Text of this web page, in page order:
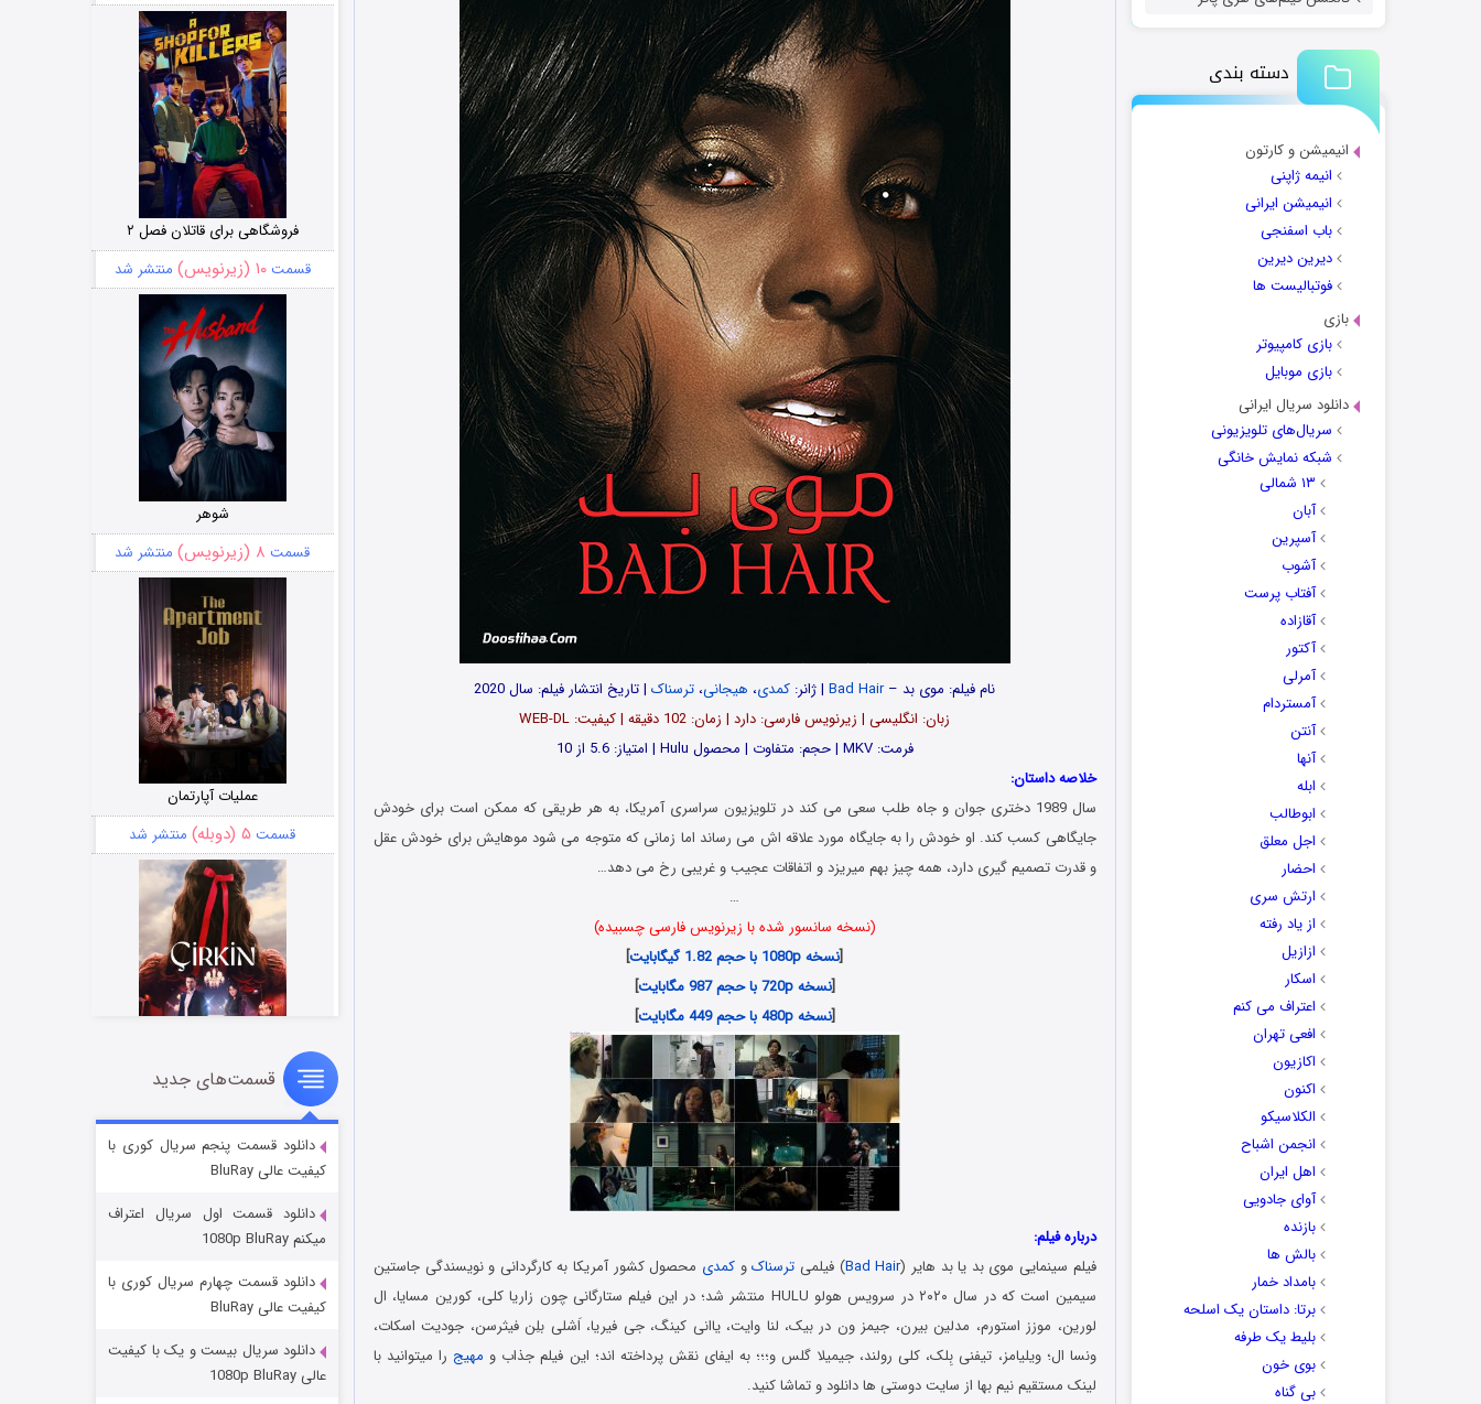
دسته بندی
انیمیشن و کارتون
انیمه ژاپنی
انیمیشن ایرانی
باب اسفنجی
دیرین دیرین
فوتبالیست ها
بازی
بازی کامپیوتر
بازی موبایل
دانلود سریال ایرانی
سریال‌های تلویزیونی
شبکه نمایش خانگی
۱۳ شمالی
آبان
آسپرین
آشوب
آفتاب پرست
آقازاده
آکتور
آمرلی
آمستردام
آنتن
آنها
ابله
ابوطالب
اجل معلق
احضار
ارتش سری
از یاد رفته
ازازیل
اسکار
اعتراف می کنم
افعی تهران
اکازیون
اکنون
الکلاسیکو
انجمن اشباح
اهل ایران
آوای جادویی
بازنده
بالش ها
بامداد خمار
برتا: داستان یک اسلحه
بلیط یک‌‌ طرفه
بوی خون
بی گناه
نام فیلم: موی بد –Bad Hair| ژانر: کمدی، هیجانی، ترسناک| تاریخ انتشار فیلم: سال 2020
زبان: انگلیسی | زیرنویس فارسی: دارد | زمان: 102 دقیقه | کیفیت: WEB-DL
فرمت: MKV | حجم: متفاوت | محصول Hulu | امتیاز: 5.6 از 10
خلاصه داستان:
سال 1989 دختری جوان و جاه طلب سعی می کند در تلویزیون سراسری آمریکا، به هر طریقی که ممکن است برای خودش
جایگاهی کسب کند. او خودش را به جایگاه مورد علاقه اش می رساند اما زمانی که متوجه می شود موهایش برای خودش عقل
و قدرت تصمیم گیری دارد، همه چیز بهم میریزد و اتفاقات عجیب و غریبی رخ می دهد…
…
(نسخه سانسور شده با زیرنویس فارسی چسبیده)
[نسخه 1080p با حجم 1.82 گیگابایت
]
[نسخه 720p با حجم 987 مگابایت
]
[نسخه 480p با حجم 449 مگابایت ]
درباره فیلم:
فیلم سینمایی موی بد یا بد هایر (Bad Hair) فیلمی ترسناکو کمدی محصول کشور آمریکا به کارگردانی و نویسندگی جاستین
سیمین است که در سال ۲۰۲۰ در سرویس هولو HULU منتشر شد؛ در این فیلم ستارگانی چون زاریا کلی، کورین مسایا، ال
لورین، موزز استورم، مدلین بیرن، جیمز ون در بیک، لنا وایت، یاانی کینگ، جی فیریا، اَشلی بلِن فیثرسن، جودیت اسکات،
ونسا ال؛ ویلیامز، تیفنی بِلک، کلی رولند، جیمیلا گلس و؛؛؛ به ایفای نقش پرداخته اند؛ این فیلم جذاب و مهیج را میتوانید با
لینک مستقیم نیم بها از سایت دوستی ها دانلود و تماشا کنید.
فروشگاهی برای قاتلان فصل ۲
قسمت۱۰ (زیرنویس) منتشر شد
شوهر
قسمت ۸ (زیرنویس) منتشر شد
عملیات آپارتمان
قسمت ۵ (دوبله) منتشر شد
سریال زشت
قسمت۲ (زیرنویس) منتشر شد
مردگان متحرک: شهر مرده ۳
قسمت‌های جدید
دانلود قسمت پنجم سریال کوری با
کیفیت عالی BluRay
دانلود قسمت اول سریال اعتراف
میکنم 1080p BluRay
دانلود قسمت چهارم سریال کوری با
کیفیت عالی BluRay
دانلود سریال بیست و یک با کیفیت
عالی 1080p BluRay